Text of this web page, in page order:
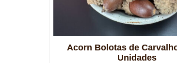
Acorn Bolotas de
Unidades